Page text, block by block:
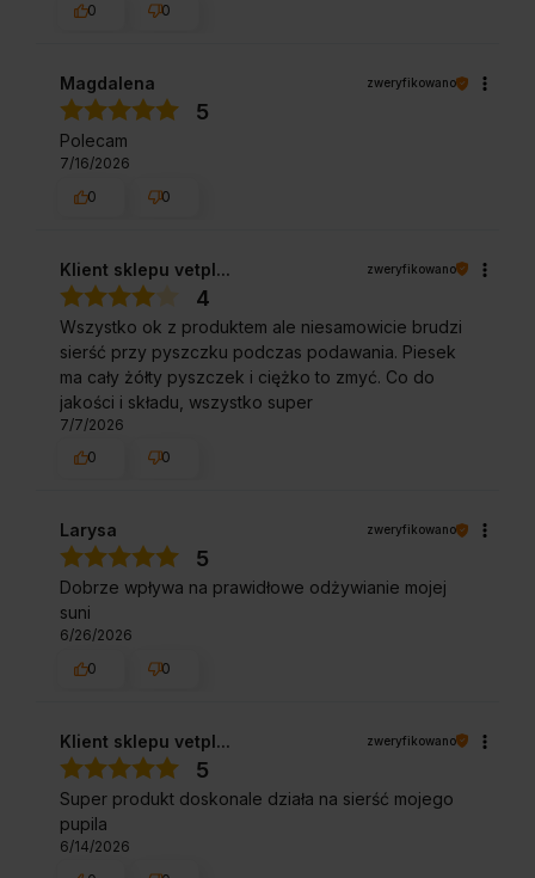
0
0
Magdalena zweryfikowano
5
Polecam
7/16/2026
0
0
Klient sklepu vetpl... zweryfikowano
4
Wszystko ok z produktem ale niesamowicie brudzi
sierść przy pyszczku podczas podawania. Piesek
ma cały żółty pyszczek i ciężko to zmyć. Co do
jakości i składu, wszystko super
7/7/2026
0
0
Larysa zweryfikowano
5
Dobrze wpływa na prawidłowe odżywianie mojej
suni
6/26/2026
0
0
Klient sklepu vetpl... zweryfikowano
5
Super produkt doskonale działa na sierść mojego
pupila
6/14/2026